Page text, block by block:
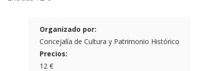
Organizado por:
Concejalía de Cultura y Patrimonio Histórico
Precios:
12 €